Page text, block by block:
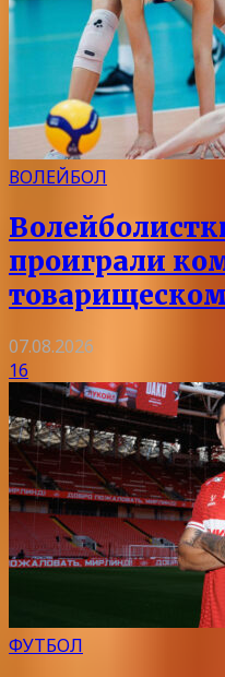
ВОЛЕЙБОЛ
проиграли
07.08.2026
16
ФУТБОЛ